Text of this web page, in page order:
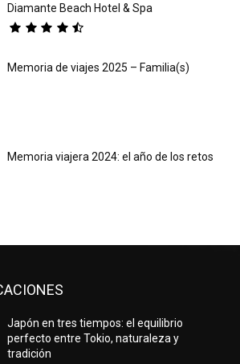
Diamante Beach Hotel & Spa
Memoria de viajes 2025 – Familia(s)
Memoria viajera 2024: el año de los retos
Japón en tres tiempos: el equilibrio
perfecto entre Tokio, naturaleza y
tradición